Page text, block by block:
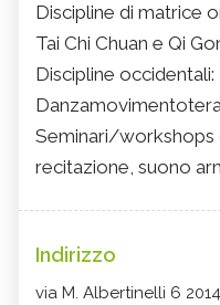
Discipline di matrice
Tai Chi Chuan e Qi
Discipline occidentali:
Seminari/workshops
recitazione, suono
Indirizzo
via M. Albertinelli 6